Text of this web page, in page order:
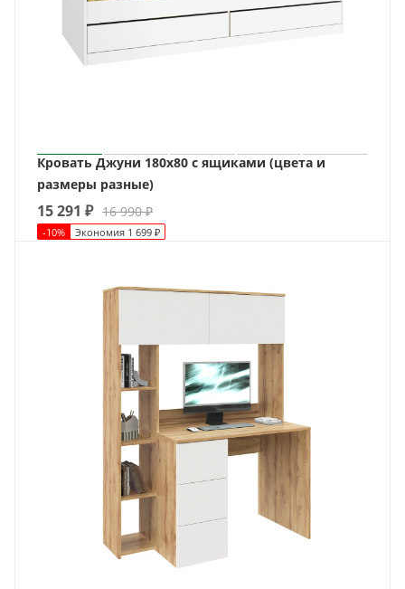
Кровать Джуни 180х80 с ящиками (цвета и
размеры разные)
15 291 ₽ 16 990₽
-10% Экономия 1 699 ₽